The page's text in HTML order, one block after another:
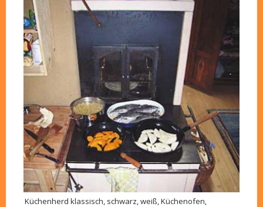
Küchenherd klassisch, schwarz, weiß, Küchenofen,